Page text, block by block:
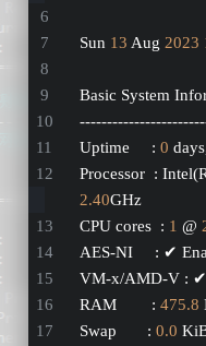
Sun 13 Aug 2023
Basic System
Uptime     : 0
Processor  :
2.40GHz
CPU cores  : 1 @
AES-NI     : ✔
VM-x/AMD-V : ✔
RAM        : 475.8
Swap       : 0.0